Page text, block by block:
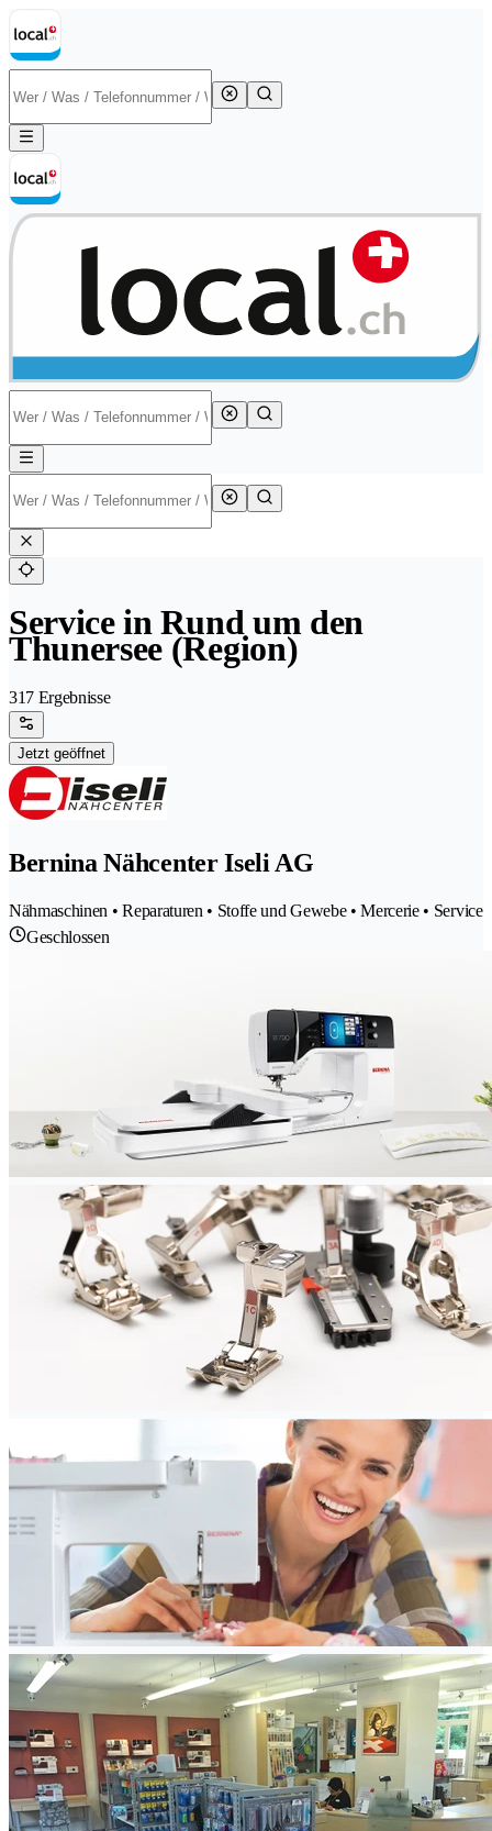
Service in Rund um den
Thunersee (Region)
317 Ergebnisse
Jetzt geöffnet
Bernina Nähcenter Iseli AG
Nähmaschinen • Reparaturen • Stoffe und Gewebe • Mercerie • Service
Geschlossen